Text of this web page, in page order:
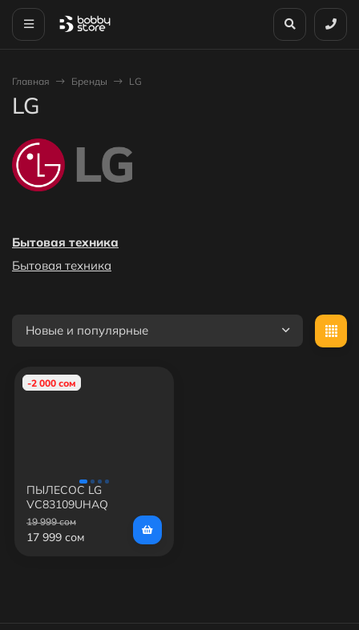
Главная Бренды LG
LG
Бытовая техника
Бытовая техника
Новые и популярные
-2 000 сом
ПЫЛЕСОС LG
VC83109UHAQ
19 999 сом
17 999 сом